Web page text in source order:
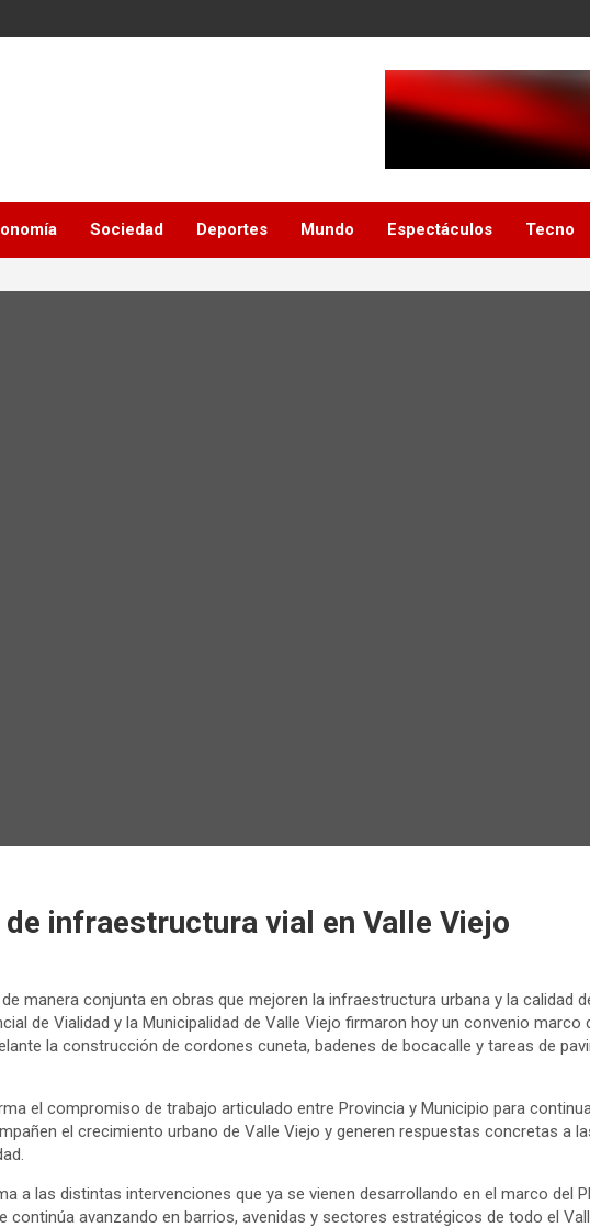
Sociedad Deportes Mundo Espectáculos Tecno
infraestructura vial en Valle Viejo
manera conjunta en obras que mejoren la infraestructura urbana y la calidad
de Vialidad y la Municipalidad de Valle Viejo firmaron hoy un convenio marco
la construcción de cordones cuneta, badenes de bocacalle y tareas de
el compromiso de trabajo articulado entre Provincia y Municipio para
el crecimiento urbano de Valle Viejo y generen respuestas concretas a
a las distintas intervenciones que ya se vienen desarrollando en el marco del
continúa avanzando en barrios, avenidas y sectores estratégicos de todo el